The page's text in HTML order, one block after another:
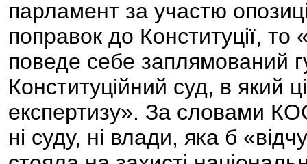
парламент за участю
поправок до Конституції,
поведе себе заплямований
Конституційний суд, в який
експертизу». За словами
ні суду, ні влади, яка б